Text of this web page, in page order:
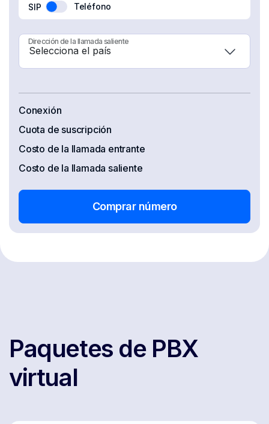
SIP Teléfono
Dirección de la llamada saliente
Conexión
Cuota de suscripción
Costo de la llamada entrante
Costo de la llamada saliente
Comprar número
Paquetes de PBX
virtual